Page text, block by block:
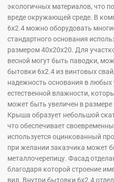
экологичных материалов, что
вреде окружающей среде. В
6х2.4 можно оборудовать
стандартного основания
размером 40х20х20. Для
весной могут быть паводки,
бытовки 6х2.4 из винтовых
надежность основания в
естественной влажности,
может быть увеличен в размере
Крыша образует небольшой
что обеспечивает
используется оцинкованный
при желании заказчика может
металлочерепицу. Фасад
благодаря которой строение
вид. Внутри бытовки 6х2.4